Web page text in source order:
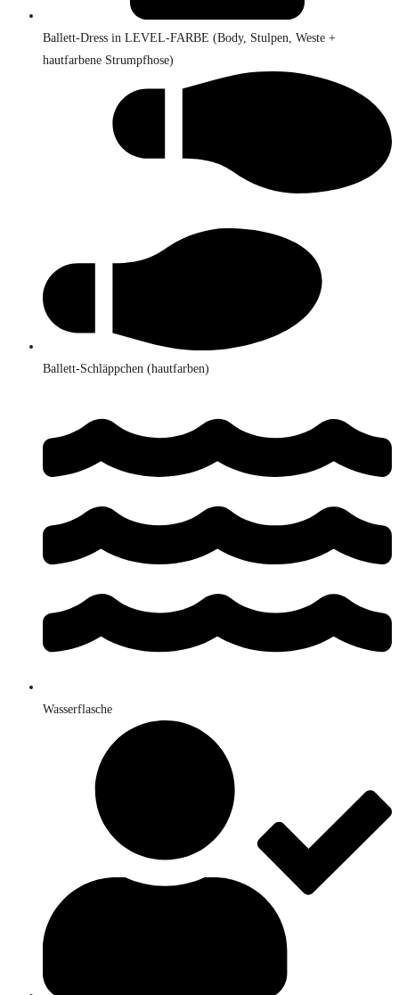
Ballett-Dress in LEVEL-FARBE (Body, Stulpen, Weste +
hautfarbene Strumpfhose)
Ballett-Schläppchen (hautfarben)
Wasserflasche